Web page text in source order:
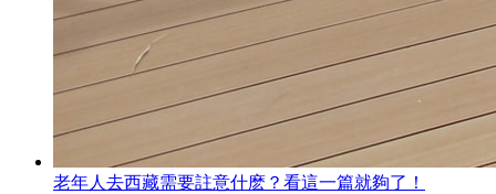
老年人去西藏需要註意什麽？看這一篇就夠了！